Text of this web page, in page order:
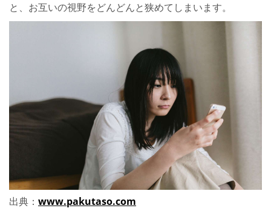
と、お互いの視野をどんどんと狭めてしまいます。
出典： www.pakutaso.com